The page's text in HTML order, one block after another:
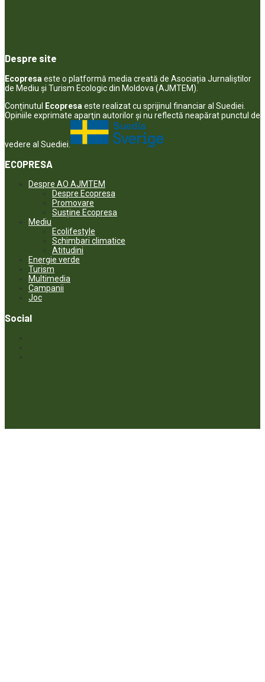
Despre site
Ecopresa este o platformă media creată de Asociația Jurnaliștilor
de Mediu și Turism Ecologic din Moldova (AJMTEM).
Conținutul Ecopresa este realizat cu sprijinul financiar al Suediei.
Opiniile exprimate aparţin autorilor şi nu reflectă neapărat punctul de
vedere al Suediei.
ECOPRESA
Despre AO AJMTEM
Despre Ecopresa
Promovare
Susține Ecopresa
Mediu
Ecolifestyle
Schimbari climatice
Atitudini
Energie verde
Turism
Multimedia
Campanii
Joc
Social